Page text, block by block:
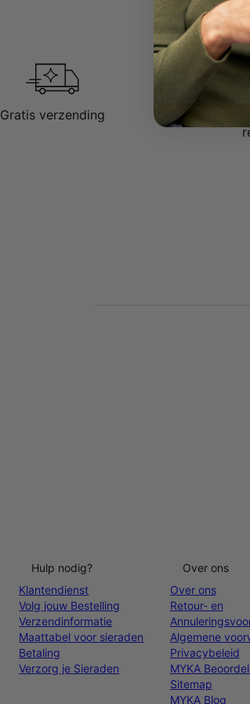
Gratis verzending
Hulp nodig?
Klantendienst
Volg jouw Bestelling
Verzendinformatie
Maattabel voor sieraden
Betaling
Verzorg je Sieraden
Over ons
Over ons
Retour- en
Algemene
Privacybeleid
MYKA
Sitemap
MYKA Blog